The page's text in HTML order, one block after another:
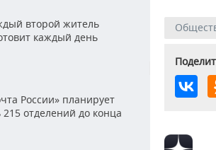
второй житель
каждый день
России» планирует
215 отделений до конца